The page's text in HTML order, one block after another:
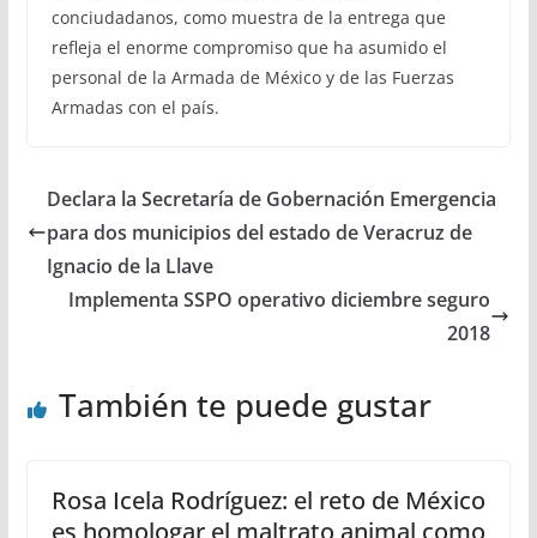
conciudadanos, como muestra de la entrega que
refleja el enorme compromiso que ha asumido el
personal de la Armada de México y de las Fuerzas
Armadas con el país.
Declara la Secretaría de Gobernación Emergencia
para dos municipios del estado de Veracruz de
Ignacio de la Llave
Implementa SSPO operativo diciembre seguro
2018
También te puede gustar
Rosa Icela Rodríguez: el reto de México
es homologar el maltrato animal como